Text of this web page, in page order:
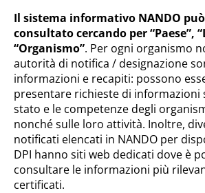
Il sistema informativo NANDO
consultato cercando per “Paese”,
“Organismo”. Per ogni organismo
autorità di notifica / designazione
informazioni e recapiti: possono
presentare richieste di informazioni
stato e le competenze degli
nonché sulle loro attività. Inoltre,
notificati elencati in NANDO per
DPI hanno siti web dedicati dove è
consultare le informazioni più
certificati.